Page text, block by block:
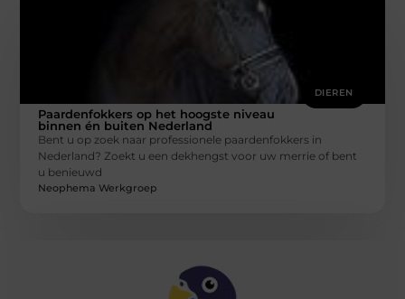
DIEREN
Paardenfokkers op het hoogste niveau
binnen én buiten Nederland
Bent u op zoek naar professionele paardenfokkers in
Nederland? Zoekt u een dekhengst voor uw merrie of bent
u benieuwd
Neophema Werkgroep